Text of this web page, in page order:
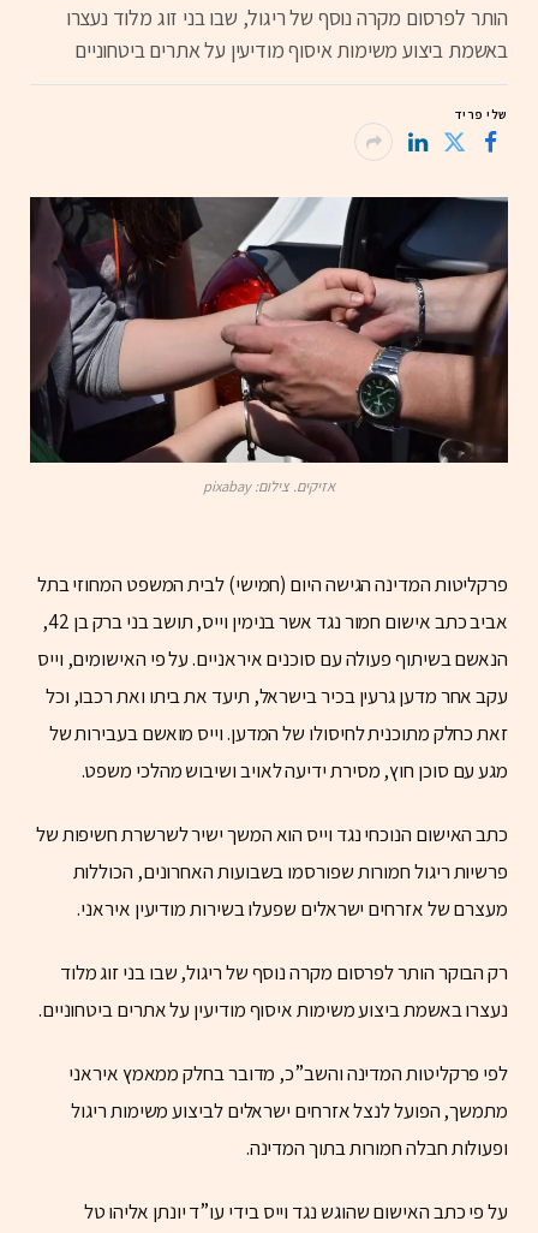
הותר לפרסום מקרה נוסף של ריגול, שבו בני זוג מלוד נעצרו
באשמת ביצוע משימות איסוף מודיעין על אתרים ביטחוניים
שלי פריד
אזיקים. צילום: pixabay
פרקליטות המדינה הגישה היום (חמישי) לבית המשפט המחוזי בתל
אביב כתב אישום חמור נגד אשר בנימין וייס, תושב בני ברק בן 42,
הנאשם בשיתוף פעולה עם סוכנים איראניים. על פי האישומים, וייס
עקב אחר מדען גרעין בכיר בישראל, תיעד את ביתו ואת רכבו, וכל
זאת כחלק מתוכנית לחיסולו של המדען. וייס מואשם בעבירות של
מגע עם סוכן חוץ, מסירת ידיעה לאויב ושיבוש מהלכי משפט.
כתב האישום הנוכחי נגד וייס הוא המשך ישיר לשרשרת חשיפות של
פרשיות ריגול חמורות שפורסמו בשבועות האחרונים, הכוללות
מעצרם של אזרחים ישראלים שפעלו בשירות מודיעין איראני.
רק הבוקר הותר לפרסום מקרה נוסף של ריגול, שבו בני זוג מלוד
נעצרו באשמת ביצוע משימות איסוף מודיעין על אתרים ביטחוניים.
לפי פרקליטות המדינה והשב”כ, מדובר בחלק ממאמץ איראני
מתמשך, הפועל לנצל אזרחים ישראלים לביצוע משימות ריגול
ופעולות חבלה חמורות בתוך המדינה.
על פי כתב האישום שהוגש נגד וייס בידי עו”ד יונתן אליהו טל